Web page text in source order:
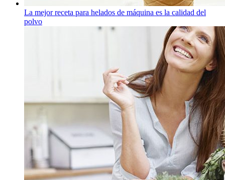
La mejor receta para helados de máquina es la calidad del
polvo